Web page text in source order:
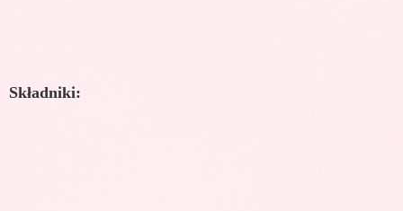
Składniki: